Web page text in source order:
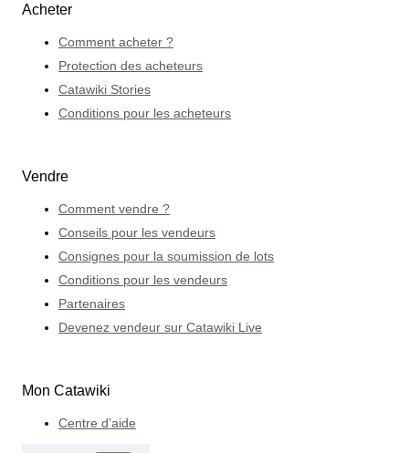
Acheter
Comment acheter ?
Protection des acheteurs
Catawiki Stories
Conditions pour les acheteurs
Vendre
Comment vendre ?
Conseils pour les vendeurs
Consignes pour la soumission de lots
Conditions pour les vendeurs
Partenaires
Devenez vendeur sur Catawiki Live
Mon Catawiki
Centre d’aide